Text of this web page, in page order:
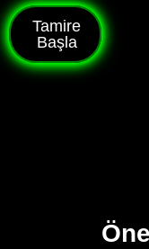
Tamire
Başla